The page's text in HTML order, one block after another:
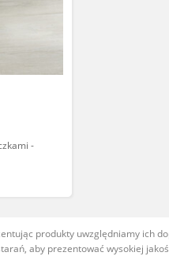
-
produkty uwzględniamy ich
aby prezentować wysokiej